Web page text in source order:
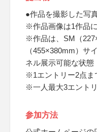
●作品を撮影した写
※作品画像は1作品
※作品は、SM（
（455×380mm）サ
ネル展示可能な状態
※1エントリー2点ま
※一人最大3エント
参加方法